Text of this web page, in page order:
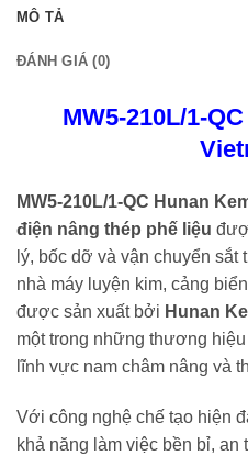
MÔ TẢ
ĐÁNH GIÁ (0)
MW5-210L/1-
MW5-210L/1-QC Hunan
điện nâng thép phế liệu
lý, bốc dỡ và vận chuyển sắt
nhà máy luyện kim, cảng
được sản xuất bởi Hunan
một trong những thương
lĩnh vực nam châm nâng và
Với công nghệ chế tạo hiện
khả năng làm việc bền bỉ,